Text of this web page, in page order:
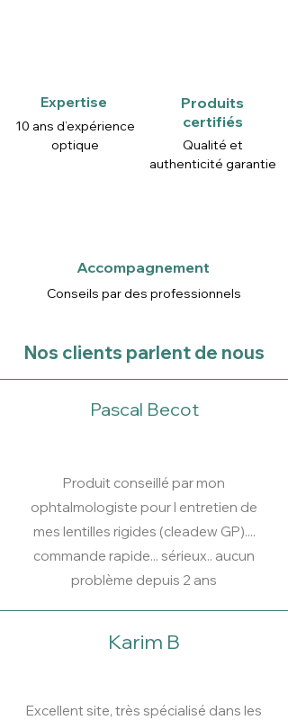
Expertise
10 ans d’expérience
optique
Produits
certifiés
Qualité et
authenticité garantie
Accompagnement
Conseils par des professionnels
Nos clients parlent de nous
Pascal Becot
Produit conseillé par mon
ophtalmologiste pour l entretien de
mes lentilles rigides (cleadew GP)....
commande rapide... sérieux.. aucun
problème depuis 2 ans
Karim B
Excellent site, très spécialisé dans les